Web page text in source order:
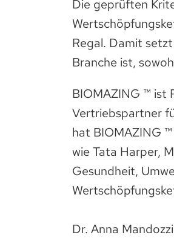
Die geprüften
Regal. Damit
Branche ist,
BIOMAZING ™ ist
Vertriebspartner
hat BIOMAZING
wie Tata Harper,
Gesundheit,
Dr. Anna